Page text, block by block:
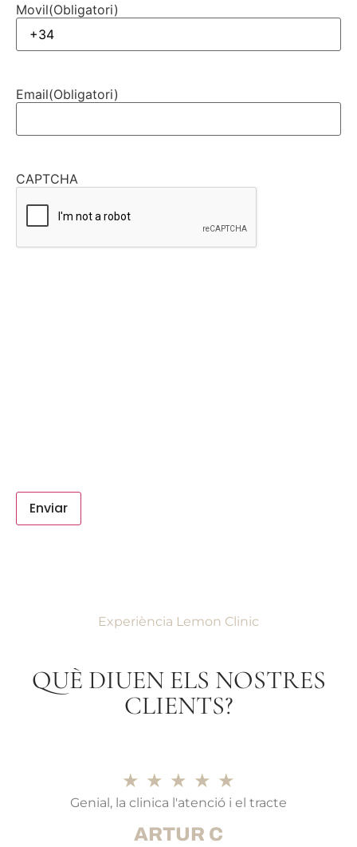
Movil(Obligatori)
Email(Obligatori)
CAPTCHA
Experiència Lemon Clinic
QUÈ DIUEN ELS NOSTRES
CLIENTS?
★ ★ ★ ★ ★
Genial, la clinica l'atenció i el tracte
ARTUR C